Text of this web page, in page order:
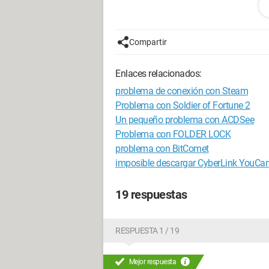
Windows Vista
Compartir
Enlaces relacionados:
problema de conexión con Steam
Problema con Soldier of Fortune 2
Un pequeño problema con ACDSee
Problema con FOLDER LOCK
problema con BitComet
imposible descargar CyberLink
19 respuestas
RESPUESTA 1 / 19
Mejor respuesta